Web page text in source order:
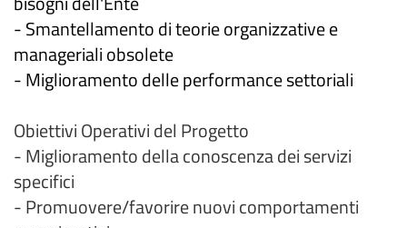
- Smantellamento di teorie organizzative e
manageriali obsolete
- Miglioramento delle performance settoriali
Obiettivi Operativi del Progetto
- Miglioramento della conoscenza dei servizi
specifici
- Promuovere/favorire nuovi comportamenti